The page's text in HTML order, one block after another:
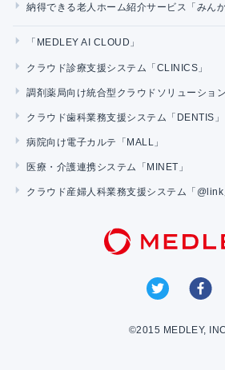
納得できる老人ホーム紹介サービス「みんか
「MEDLEY AI CLOUD」
クラウド診療支援システム「CLINICS」
調剤薬局向け統合型クラウドソリューショ
クラウド歯科業務支援システム「DENTIS」
病院向け電子カルテ「MALL」
医療・介護連携システム「MINET」
クラウド産婦人科業務支援システム「@link
©2015 MEDLEY,